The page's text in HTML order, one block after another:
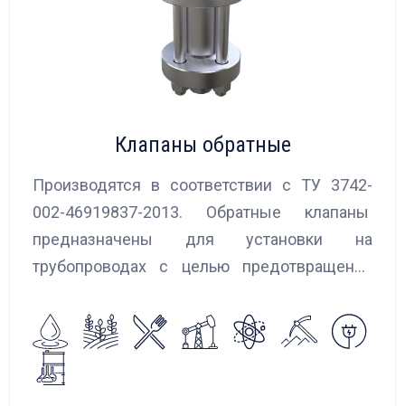
Клапаны обратные
Производятся в соответствии с ТУ 3742-
002-46919837-2013. Обратные клапаны
предназначены для установки на
трубопроводах с целью предотвращения
агрессивных жидкостей, эмульсий,
суспензий и пропуска их в прямом
направлении.